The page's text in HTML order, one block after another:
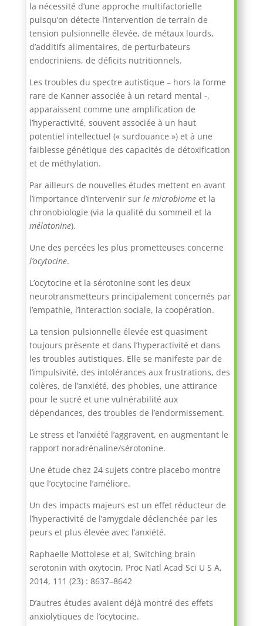
la nécessité d’une approche multifactorielle
puisqu’on détecte l’intervention de terrain de
tension pulsionnelle élevée, de métaux lourds,
d’additifs alimentaires, de perturbateurs
endocriniens, de déficits nutritionnels.
Les troubles du spectre autistique – hors la forme
rare de Kanner associée à un retard mental -,
apparaissent comme une amplification de
l’hyperactivité, souvent associée à un haut
potentiel intellectuel (« surdouance ») et à une
faiblesse génétique des capacités de détoxification
et de méthylation.
Par ailleurs de nouvelles études mettent en avant
l’importance d’intervenir sur le microbiomeet la
chronobiologie (via la qualité du sommeil et la
mélatonine).
Une des percées les plus prometteuses concerne
l’ocytocine.
L’ocytocine et la sérotonine sont les deux
neurotransmetteurs principalement concernés par
l’empathie, l’interaction sociale, la coopération.
La tension pulsionnelle élevée est quasiment
toujours présente et dans l’hyperactivité et dans
les troubles autistiques. Elle se manifeste par de
l’impulsivité, des intolérances aux frustrations, des
colères, de l’anxiété, des phobies, une attirance
pour le sucré et une vulnérabilité aux
dépendances, des troubles de l’endormissement.
Le stress et l’anxiété l’aggravent, en augmentant le
rapport noradrénaline/sérotonine.
Une étude chez 24 sujets contre placebo montre
que l’ocytocine l’améliore.
Un des impacts majeurs est un effet réducteur de
l’hyperactivité de l’amygdale déclenchée par les
peurs et plus élevée avec l’anxiété.
Raphaelle Mottolese et al, Switching brain
serotonin with oxytocin, Proc Natl Acad Sci U S A,
2014, 111 (23) : 8637–8642
D’autres études avaient déjà montré des effets
anxiolytiques de l’ocytocine.